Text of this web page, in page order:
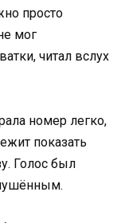
просто
мог
читал вслух
номер легко,
показать
Голос был